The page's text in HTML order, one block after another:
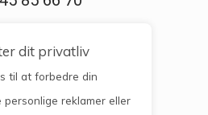
dit privatliv
til at forbedre din
reklamer eller